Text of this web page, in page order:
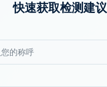
快速获取检测建议